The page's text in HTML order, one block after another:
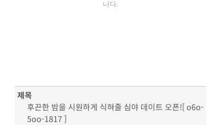
니다.
제목
후끈한 밤을 시원하게 식혀줄 심야 데이트 오픈![ o6o-
5oo-1817 ]